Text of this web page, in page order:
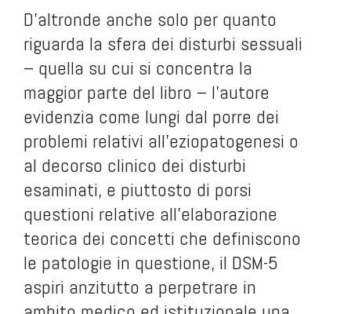
D’altronde anche solo per quanto
riguarda la sfera dei disturbi sessuali
– quella su cui si concentra la
maggior parte del libro – l’autore
evidenzia come lungi dal porre dei
problemi relativi all’eziopatogenesi o
al decorso clinico dei disturbi
esaminati, e piuttosto di porsi
questioni relative all’elaborazione
teorica dei concetti che definiscono
le patologie in questione, il DSM-5
aspiri anzitutto a perpetrare in